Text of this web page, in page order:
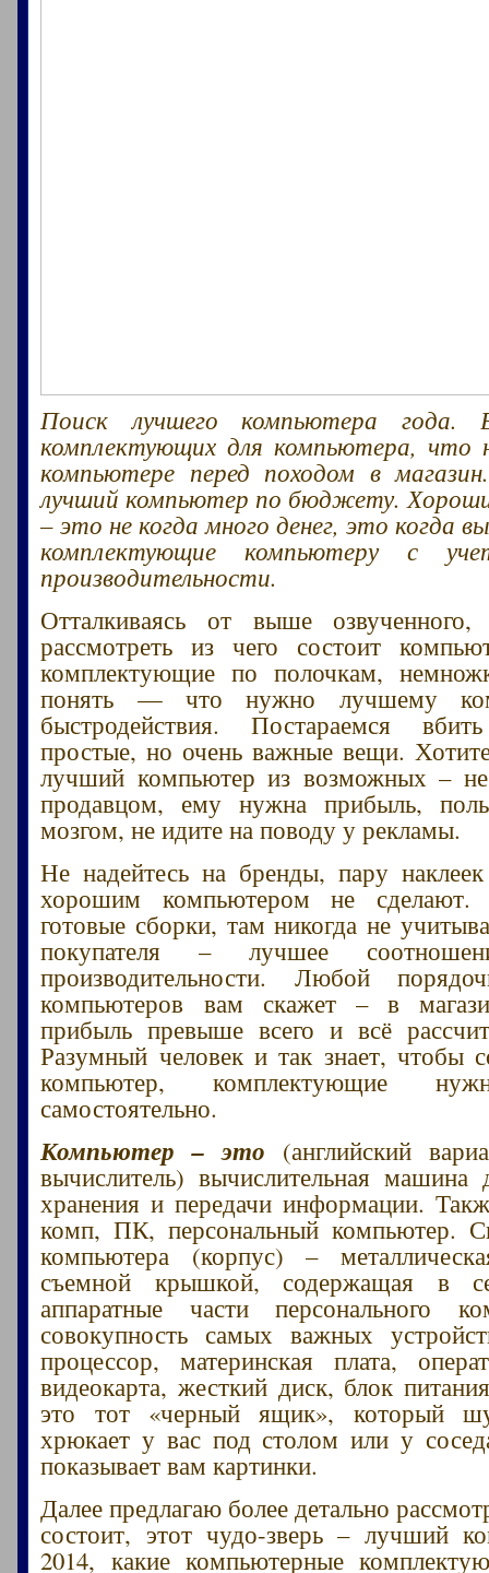
Поиск лучшего компьютера года.
комплектующих для компьютера, что
компьютере перед походом в
лучший компьютер по бюджету.
– это не когда много денег, это когда
комплектующие компьютеру с
производительности.
Отталкиваясь от выше
рассмотреть из чего состоит
комплектующие по полочкам,
понять — что нужно лучшему
быстродействия. Постараемся
простые, но очень важные вещи.
лучший компьютер из возможных – не
продавцом, ему нужна прибыль,
мозгом, не идите на поводу у рекламы.
Не надейтесь на бренды, пару
хорошим компьютером не сделают.
готовые сборки, там никогда не
покупателя – лучшее
производительности. Любой
компьютеров вам скажет – в
прибыль превыше всего и всё
Разумный человек и так знает, чтобы
компьютер, комплектующие
самостоятельно.
Компьютер – это (английский
вычислитель) вычислительная машина
хранения и передачи информации.
комп, ПК, персональный компьютер.
компьютера (корпус) –
съемной крышкой, содержащая в
аппаратные части персонального
совокупность самых важных
процессор, материнская плата,
видеокарта, жесткий диск, блок
это тот «черный ящик», который
хрюкает у вас под столом или у
показывает вам картинки.
Далее предлагаю более детально
состоит, этот чудо-зверь – лучший
2014, какие компьютерные